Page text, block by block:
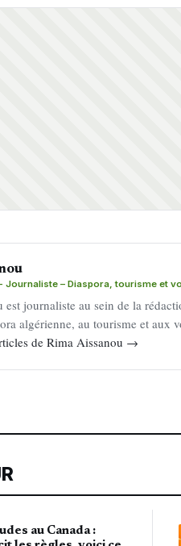
Journaliste – Diaspora, tourisme et
est journaliste au sein de la
algérienne, au tourisme et aux
de Rima Aissanou →
au Canada :